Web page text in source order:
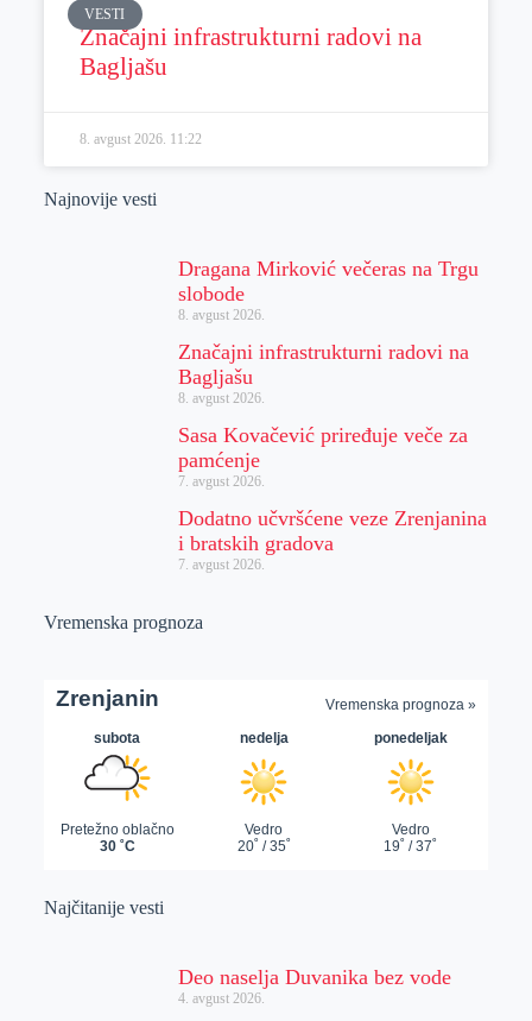
VESTI
Značajni infrastrukturni radovi na
Bagljašu
8. avgust 2026. 11:22
Najnovije vesti
Dragana Mirković večeras na Trgu
slobode
8. avgust 2026.
Značajni infrastrukturni radovi na
Bagljašu
8. avgust 2026.
Sasa Kovačević priređuje veče za
pamćenje
7. avgust 2026.
Dodatno učvršćene veze Zrenjanina
i bratskih gradova
7. avgust 2026.
Vremenska prognoza
Najčitanije vesti
Deo naselja Duvanika bez vode
4. avgust 2026.